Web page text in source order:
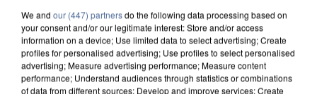
We and our (447) partnersdo the following data processing based on
your consent and/or our legitimate interest: Store and/or access
information on a device; Use limited data to select advertising; Create
profiles for personalised advertising; Use profiles to select personalised
advertising; Measure advertising performance; Measure content
performance; Understand audiences through statistics or combinations
of data from different sources; Develop and improve services; Create